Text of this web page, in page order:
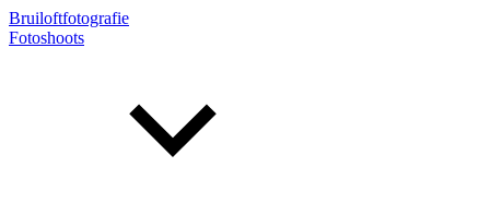
Bruiloftfotografie
Fotoshoots